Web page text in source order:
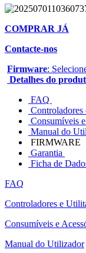
COMPRAR JÁ
Contacte-nos
Firmware:
Detalhes do
FAQ
Consumíveis
Manual do
FIRMWARE
Garantia
Ficha de
FAQ
Controladores e
Consumíveis e
Manual do Utilizador